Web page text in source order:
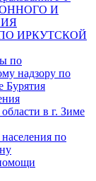
И
ИРКУТСКОЙ
по
надзору по
Бурятия
в г. Зиме
по